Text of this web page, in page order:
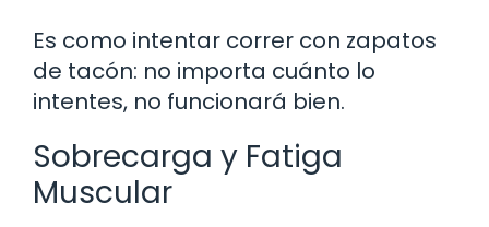
Es como intentar correr con zapatos
de tacón: no importa cuánto lo
intentes, no funcionará bien.
Sobrecarga y Fatiga
Muscular